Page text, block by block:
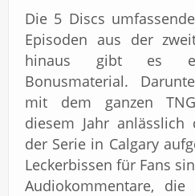
Die 5 Discs
Episoden aus der
hinaus gibt es
Bonusmaterial.
mit dem ganzen
diesem Jahr anlässlich
der Serie in Calgary
Leckerbissen für Fans
Audiokommentare,